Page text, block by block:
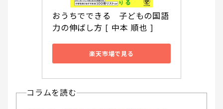
おうちでできる　子どもの国語
力の伸ばし方 [ 中本 順也 ]
楽天市場で見る
コラムを読む